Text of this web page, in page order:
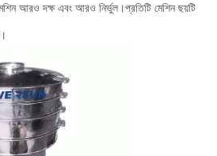
আরও দক্ষ এবং আরও নির্ভুল।প্রতিটি মেশিন ছয়টি